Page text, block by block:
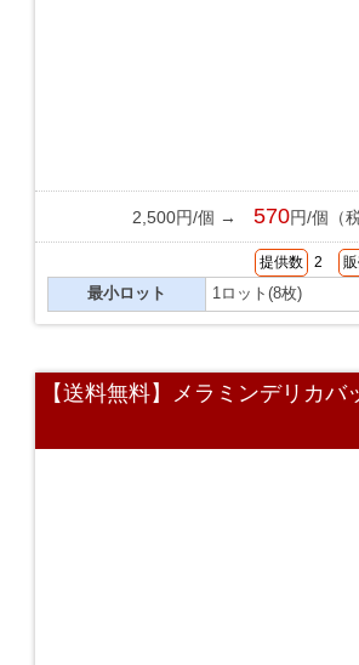
2,500円/個 → 570円/個（
提供数 2
最小ロット 1ロット(8枚)
【送料無料】メラミンデリカバ